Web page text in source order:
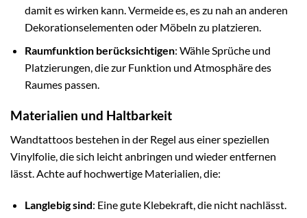
damit es wirken kann. Vermeide es, es zu nah an anderen
Dekorationselementen oder Möbeln zu platzieren.
Raumfunktion berücksichtigen: Wähle Sprüche und
Platzierungen, die zur Funktion und Atmosphäre des
Raumes passen.
Materialien und Haltbarkeit
Wandtattoos bestehen in der Regel aus einer speziellen
Vinylfolie, die sich leicht anbringen und wieder entfernen
lässt. Achte auf hochwertige Materialien, die:
Langlebig sind: Eine gute Klebekraft, die nicht nachlässt.